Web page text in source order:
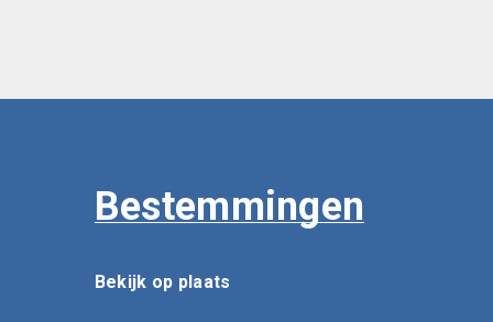
Bestemmingen
Bekijk op plaats